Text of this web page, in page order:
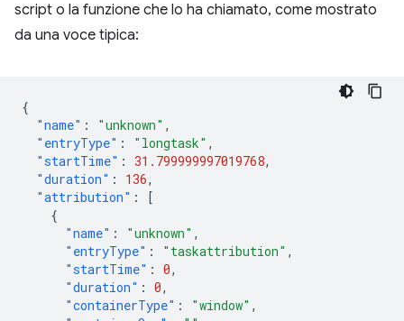
script o la funzione che lo ha chiamato, come mostrato
da una voce tipica:
{
"name" : "unknown" ,
"entryType" : "longtask" ,
"startTime" : 31.799999997019768,
"duration" : 136,
"attribution" :
[
{
"name" : "unknown" ,
"entryType" : "taskattribution" ,
"startTime" : 0,
"duration" : 0,
"containerType" : "window" ,